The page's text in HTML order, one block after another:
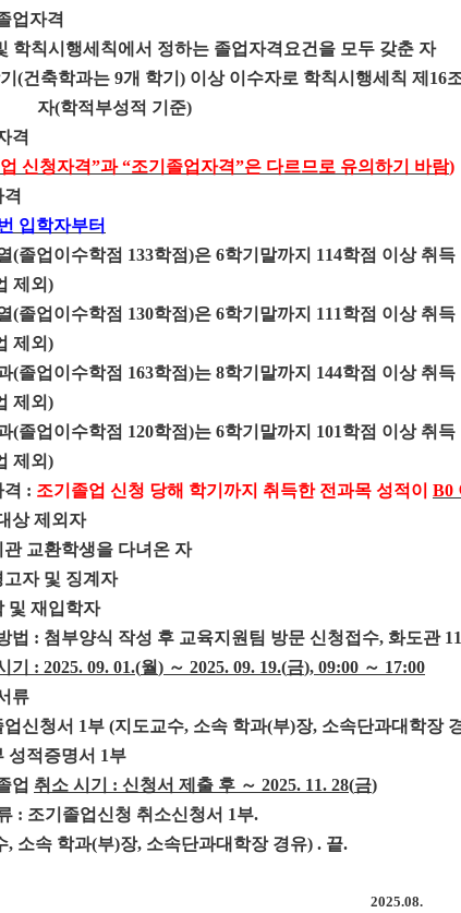
업자격
학칙시행세칙에서 정하는 졸업자격요건을 모두 갖춘 자
(건축학과는 9개 학기 ) 이상 이수자로 학칙시행세칙 제 16
자(학적부성적 기준)
격
신청자격”과“조기졸업자격”은 다르므로 유의하기 바람)
입학자부터
(졸업이수학점 133학점)은 6학기말까지 114학점 이상 취득
제외 )
(졸업이수학점 130학점)은 6학기말까지 111학점 이상 취득
제외 )
(졸업이수학점 163학점)는 8학기말까지 144학점 이상 취득
제외 )
(졸업이수학점 120학점)는 6학기말까지 101학점 이상 취득
제외 )
: 조기졸업 신청 당해 학기까지 취득한 전과목 성적이 B0
상 제외자
관 교환학생을 다녀온 자
고자 및 징계자
및 재입학자
법 : 첨부양식 작성 후 교육지원팀 방문 신청접수, 화도관
기 : 2025. 09. 01.(월) ～ 2025. 09. 19.(금), 09:00 ～ 17:00
류
신청서 1부 (지도교수, 소속 학과(부)장, 소속단과대학장
성적증명서 1부
업 취소 시기 : 신청서 제출 후 ～ 2025. 11. 28(금)
: 조기졸업신청 취소신청서 1부.
, 소속 학과(부)장, 소속단과대학장 경유) . 끝.
2025.08.